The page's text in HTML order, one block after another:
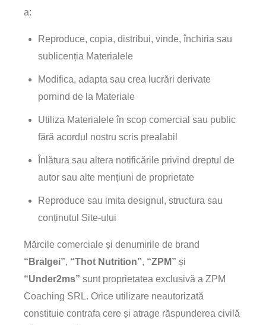
a:
Reproduce, copia, distribui, vinde, închiria sau
sublicenția Materialele
Modifica, adapta sau crea lucrări derivate
pornind de la Materiale
Utiliza Materialele în scop comercial sau public
fără acordul nostru scris prealabil
Înlătura sau altera notificările privind dreptul de
autor sau alte mențiuni de proprietate
Reproduce sau imita designul, structura sau
conținutul Site-ului
Mărcile comerciale și denumirile de brand
“Bralgei”, “Thot Nutrition”, “ZPM” și
“Under2ms” sunt proprietatea exclusivă a ZPM
Coaching SRL. Orice utilizare neautorizată
constituie contrafa cere și atrage răspunderea civilă